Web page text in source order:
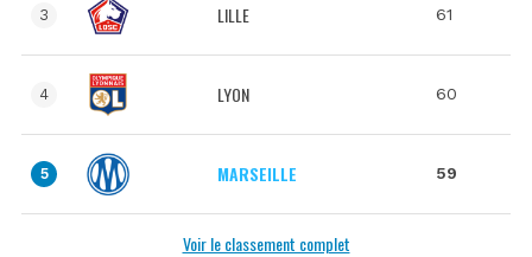
3 LILLE 61
4 LYON 60
5 MARSEILLE 59
Voir le classement complet